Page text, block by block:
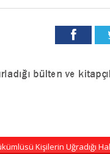
Kişilerin Uğradığı